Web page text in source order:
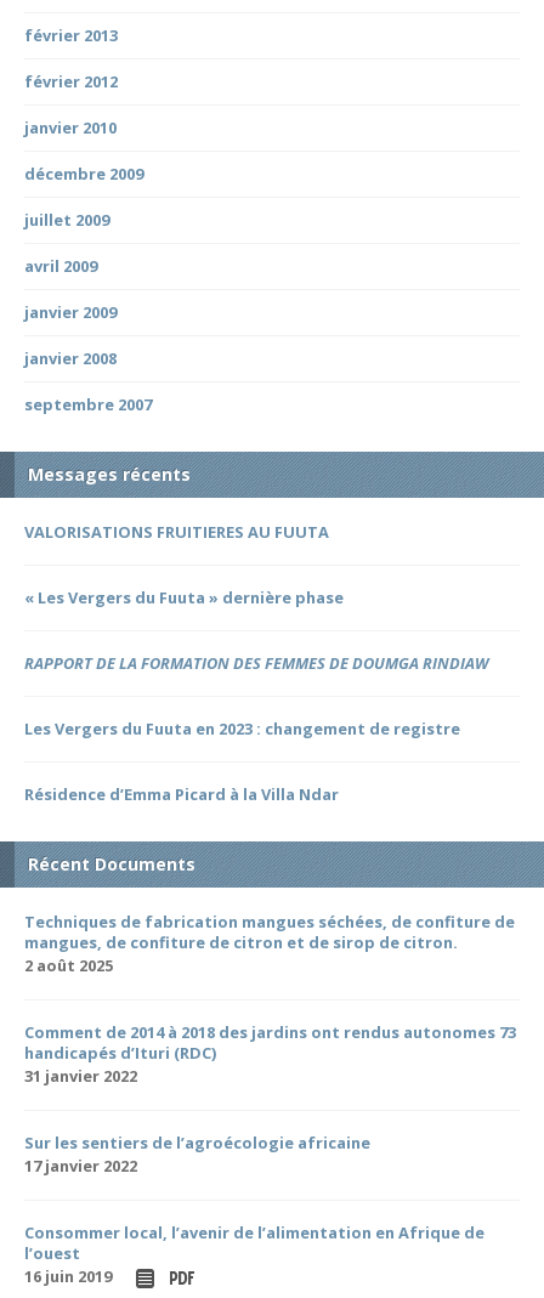
février 2013
février 2012
janvier 2010
décembre 2009
juillet 2009
avril 2009
janvier 2009
janvier 2008
septembre 2007
Messages récents
VALORISATIONS FRUITIERES AU FUUTA
« Les Vergers du Fuuta » dernière phase
RAPPORT DE LA FORMATION DES FEMMES DE DOUMGA RINDIAW
Les Vergers du Fuuta en 2023 : changement de registre
Résidence d’Emma Picard à la Villa Ndar
Récent Documents
Techniques de fabrication mangues séchées, de confiture de
mangues, de confiture de citron et de sirop de citron.
2 août 2025
Comment de 2014 à 2018 des jardins ont rendus autonomes 73
handicapés d’Ituri (RDC)
31 janvier 2022
Sur les sentiers de l’agroécologie africaine
17 janvier 2022
Consommer local, l’avenir de l’alimentation en Afrique de
l’ouest
16 juin 2019